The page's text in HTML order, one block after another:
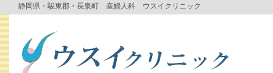
静岡県・駿東郡・長泉町 産婦人科 ウスイクリニック